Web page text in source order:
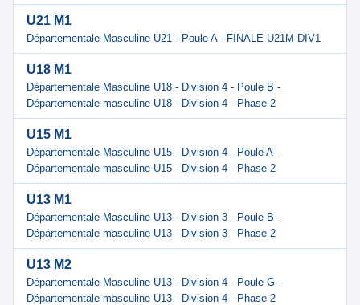
U21 M1
Départementale Masculine U21 - Poule A - FINALE U21M DIV1
U18 M1
Départementale Masculine U18 - Division 4 - Poule B -
Départementale masculine U18 - Division 4 - Phase 2
U15 M1
Départementale Masculine U15 - Division 4 - Poule A -
Départementale masculine U15 - Division 4 - Phase 2
U13 M1
Départementale Masculine U13 - Division 3 - Poule B -
Départementale masculine U13 - Division 3 - Phase 2
U13 M2
Départementale Masculine U13 - Division 4 - Poule G -
Départementale masculine U13 - Division 4 - Phase 2